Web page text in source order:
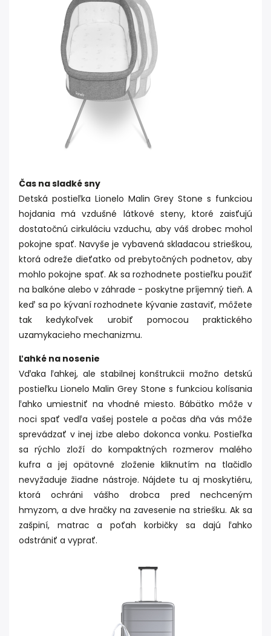
Čas na sladké sny
Detská postieľka Lionelo Malin Grey Stone s funkciou
hojdania má vzdušné látkové steny, ktoré zaisťujú
dostatočnú cirkuláciu vzduchu, aby váš drobec mohol
pokojne spať. Navyše je vybavená skladacou strieškou,
ktorá odreže dieťatko od prebytočných podnetov, aby
mohlo pokojne spať. Ak sa rozhodnete postieľku použiť
na balkóne alebo v záhrade - poskytne príjemný tieň. A
keď sa po kývaní rozhodnete kývanie zastaviť, môžete
tak kedykoľvek urobiť pomocou praktického
uzamykacieho mechanizmu.
Ľahké na nosenie
Vďaka ľahkej, ale stabilnej konštrukcii možno detskú
postieľku Lionelo Malin Grey Stone s funkciou kolísania
ľahko umiestniť na vhodné miesto. Bábätko môže v
noci spať vedľa vašej postele a počas dňa vás môže
sprevádzať v inej izbe alebo dokonca vonku. Postieľka
sa rýchlo zloží do kompaktných rozmerov malého
kufra a jej opätovné zloženie kliknutím na tlačidlo
nevyžaduje žiadne nástroje. Nájdete tu aj moskytiéru,
ktorá ochráni vášho drobca pred nechceným
hmyzom, a dve hračky na zavesenie na striešku. Ak sa
zašpiní, matrac a poťah korbičky sa dajú ľahko
odstrániť a vyprať.